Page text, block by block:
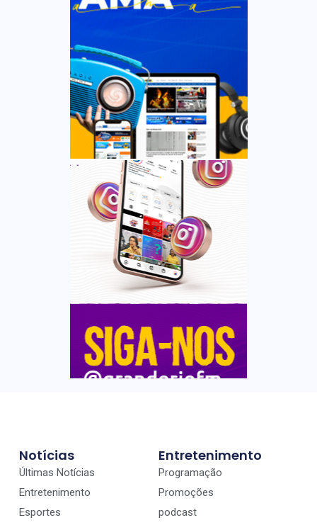
Notícias
Últimas Notícias
Entretenimento
Esportes
Entretenimento
Programação
Promoções
podcast